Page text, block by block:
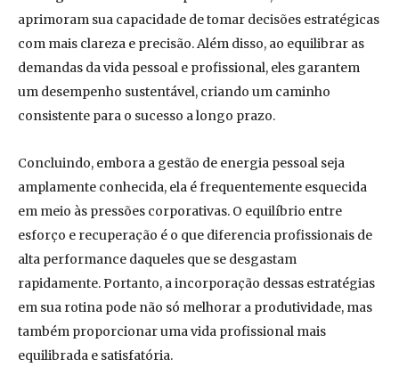
aprimoram sua capacidade de tomar decisões estratégicas
com mais clareza e precisão. Além disso, ao equilibrar as
demandas da vida pessoal e profissional, eles garantem
um desempenho sustentável, criando um caminho
consistente para o sucesso a longo prazo.
Concluindo, embora a gestão de energia pessoal seja
amplamente conhecida, ela é frequentemente esquecida
em meio às pressões corporativas. O equilíbrio entre
esforço e recuperação é o que diferencia profissionais de
alta performance daqueles que se desgastam
rapidamente. Portanto, a incorporação dessas estratégias
em sua rotina pode não só melhorar a produtividade, mas
também proporcionar uma vida profissional mais
equilibrada e satisfatória.